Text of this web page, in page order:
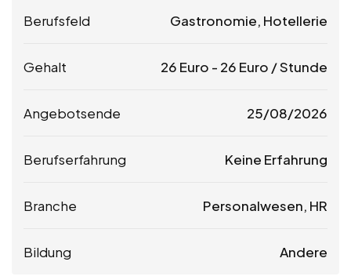
Berufsfeld Gastronomie, Hotellerie
Gehalt 26 Euro - 26 Euro / Stunde
Angebotsende 25/08/2026
Berufserfahrung Keine Erfahrung
Branche Personalwesen, HR
Bildung Andere